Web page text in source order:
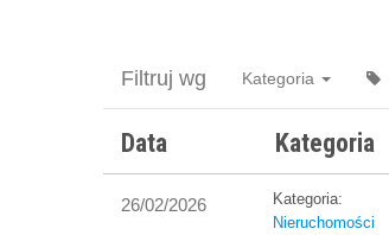
Filtruj wg Kategoria
Data Kategoria
26/02/2026
Kategoria:
Nieruchomości